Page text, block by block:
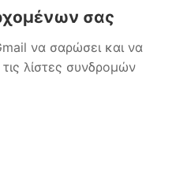
σας
να σαρώσει και να
λίστες συνδρομών